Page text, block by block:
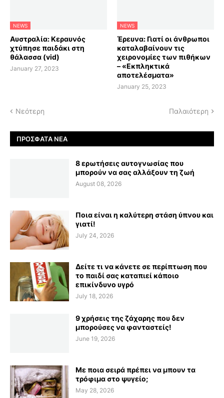
NEWS
Αυστραλία: Κεραυνός
χτύπησε παιδάκι στη
θάλασσα (vid)
January 27, 2023
NEWS
Έρευνα: Γιατί οι άνθρωποι
καταλαβαίνουν τις
χειρονομίες των πιθήκων
– «Εκπληκτικά
αποτελέσματα»
January 25, 2023
Νεότερη Παλαιότερη
ΠΡΌΣΦΑΤΑ ΝΈΑ
8 ερωτήσεις αυτογνωσίας που
μπορούν να σας αλλάξουν τη ζωή
August 08, 2026
Ποια είναι η καλύτερη στάση ύπνου και
γιατί!
July 24, 2026
Δείτε τι να κάνετε σε περίπτωση που
το παιδί σας καταπιεί κάποιο
επικίνδυνο υγρό
July 18, 2026
9 χρήσεις της ζάχαρης που δεν
μπορούσες να φανταστείς!
June 19, 2026
Με ποια σειρά πρέπει να μπουν τα
τρόφιμα στο ψυγείο;
May 28, 2026